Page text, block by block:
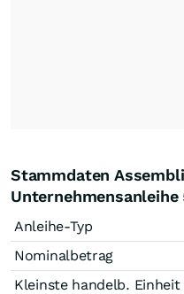
Stammdaten
Anleihe-Typ
Nominalbetrag
Kleinste handelb. Einheit